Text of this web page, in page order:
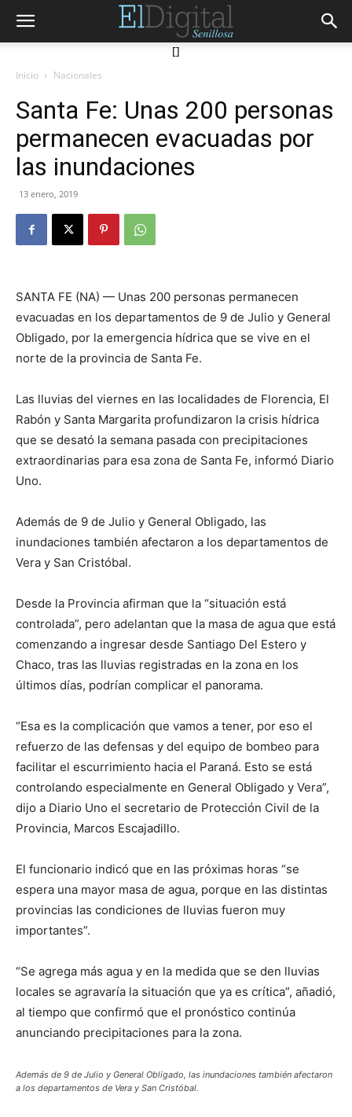
[]
Inicio Nacionales
Santa Fe: Unas 200 personas
permanecen evacuadas por
las inundaciones
13 enero, 2019
SANTA FE (NA) — Unas 200 personas permanecen
evacuadas en los departamentos de 9 de Julio y General
Obligado, por la emergencia hídrica que se vive en el
norte de la provincia de Santa Fe.
Las lluvias del viernes en las localidades de Florencia, El
Rabón y Santa Margarita profundizaron la crisis hídrica
que se desató la semana pasada con precipitaciones
extraordinarias para esa zona de Santa Fe, informó Diario
Uno.
Además de 9 de Julio y General Obligado, las
inundaciones también afectaron a los departamentos de
Vera y San Cristóbal.
Desde la Provincia afirman que la “situación está
controlada”, pero adelantan que la masa de agua que está
comenzando a ingresar desde Santiago Del Estero y
Chaco, tras las lluvias registradas en la zona en los
últimos días, podrían complicar el panorama.
“Esa es la complicación que vamos a tener, por eso el
refuerzo de las defensas y del equipo de bombeo para
facilitar el escurrimiento hacia el Paraná. Esto se está
controlando especialmente en General Obligado y Vera”,
dijo a Diario Uno el secretario de Protección Civil de la
Provincia, Marcos Escajadillo.
El funcionario indicó que en las próximas horas “se
espera una mayor masa de agua, porque en las distintas
provincias las condiciones de lluvias fueron muy
importantes”.
“Se agrega más agua y en la medida que se den lluvias
locales se agravaría la situación que ya es crítica”, añadió,
al tiempo que confirmó que el pronóstico continúa
anunciando precipitaciones para la zona.
Además de 9 de Julio y General Obligado, las inundaciones también afectaron
a los departamentos de Vera y San Cristóbal.